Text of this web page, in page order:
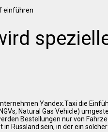
Yandex.Taxi die
Natural Gas Vehicle)
Bestellungen nur von
Russland sein, in der ein